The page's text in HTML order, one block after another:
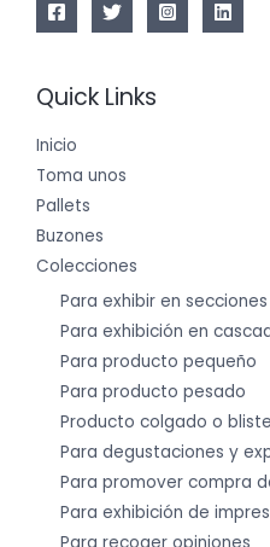
Quick Links
Inicio
Toma unos
Pallets
Buzones
Colecciones
Para exhibir en secciones
Para exhibición en
Para producto pequeño
Para producto pesado
Producto colgado o
Para degustaciones y
Para promover compra
Para exhibición de
Para recoger opiniones